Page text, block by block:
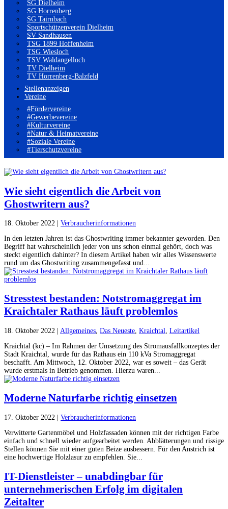
SG Dielheim
SG Horrenberg
SG Tairnbach
Sportschützenverein Dielheim
SV Sandhausen
TSG 1899 Hoffenheim
TSG Wiesloch
TSV Waldangelloch
TV Dielheim
TV Horrenberg-Balzfeld
Stellenanzeigen
Vereine
#Fördervereine
#Gewerbevereine
#Kulturvereine
#Natur & Heimatvereine
#Soziale Vereine
#Tierschutzvereine
Wie sieht eigentlich die Arbeit von
Ghostwritern aus?
18. Oktober 2022
Verbraucherinformationen
In den letzten Jahren ist das Ghostwriting immer bekannter geworden. Den
Begriff hat wahrscheinlich jeder von uns schon einmal gehört, doch was
steckt eigentlich dahinter? In diesem Artikel haben wir alles Wissenswerte
rund um das Ghostwriting zusammengefasst und...
Stresstest bestanden: Notstromaggregat im
Kraichtaler Rathaus läuft problemlos
18. Oktober 2022 Allgemeines Das Neueste Kraichtal
Leitartikel
Kraichtal (kc) – Im Rahmen der Umsetzung des Stromausfallkonzeptes der
Stadt Kraichtal, wurde für das Rathaus ein 110 kVa Stromaggregat
beschafft. Am Mittwoch, 12. Oktober 2022, war es soweit – das Gerät
wurde erstmals in Betrieb genommen. Hierzu waren...
Moderne Naturfarbe richtig einsetzen
17. Oktober 2022 | Verbraucherinformationen
Verwitterte Gartenmöbel und Holzfassaden können mit der richtigen Farbe
einfach und schnell wieder aufgearbeitet werden. Abblätterungen und rissige
Stellen können Sie mit einer guten Beize ausbessern. Für den Anstrich ist
eine hochwertige Holzlasur zu empfehlen. Sie...
IT-Dienstleister – unabdingbar für
unternehmerischen Erfolg im digitalen
Zeitalter